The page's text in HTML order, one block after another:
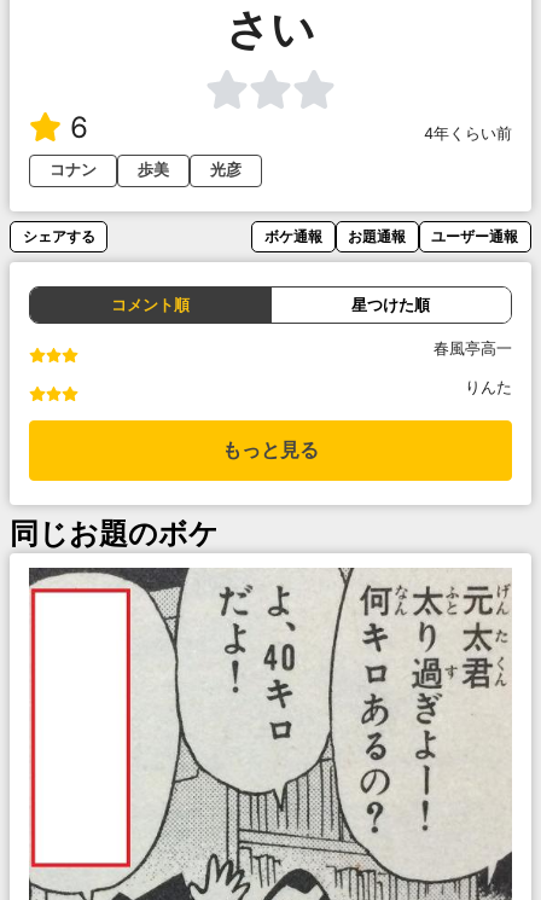
さい
6
4年くらい前
コナン
歩美 光彦
シェアする ボケ通報 お題通報 ユーザー通報
コメント順 星つけた順
春風亭高一
りんた
もっと見る
同じお題のボケ